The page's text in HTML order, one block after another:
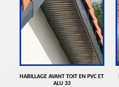
HABILLAGE AVANT TOIT EN PVC ET
ALU 33